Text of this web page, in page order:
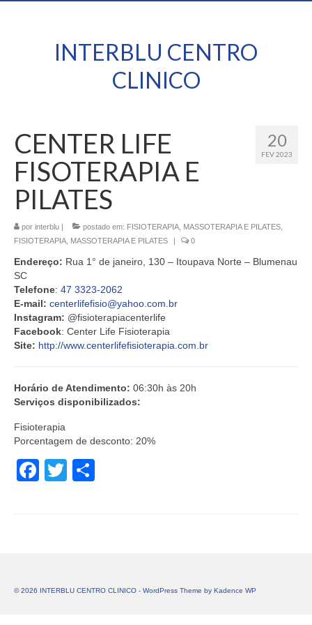
INTERBLU CENTRO
CLINICO
20
FEV 2023
CENTER LIFE
FISOTERAPIA E
PILATES
por interblu | postado em: FISIOTERAPIA, MASSOTERAPIA E PILATES
FISIOTERAPIA, MASSOTERAPIA E PILATES
| 0
Endereço: Rua 1° de janeiro, 130 – Itoupava Norte – Blumenau
SC
Telefone: 47 3323-2062
E-mail: centerlifefisio@yahoo.com.br
Instagram: @fisioterapiacenterlife
Facebook: Center Life Fisioterapia
Site: http://www.centerlifefisioterapia.com.br
Horário de Atendimento: 06:30h às 20h
Serviços disponibilizados:
Fisioterapia
Porcentagem de desconto: 20%
Facebook
Twitter
© 2026 INTERBLU CENTRO CLINICO - WordPress Theme by Kadence WP